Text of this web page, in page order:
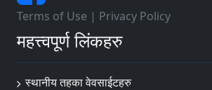
Terms of Use | Privacy Policy
महत्त्वपूर्ण लिंकहरु
स्थानीय तहका वेवसाईटहरु